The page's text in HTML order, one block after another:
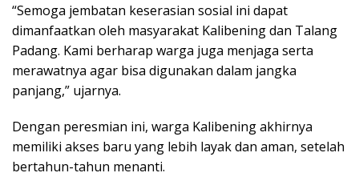
“Semoga jembatan keserasian sosial ini dapat
dimanfaatkan oleh masyarakat Kalibening dan Talang
Padang. Kami berharap warga juga menjaga serta
merawatnya agar bisa digunakan dalam jangka
panjang,” ujarnya.
Dengan peresmian ini, warga Kalibening akhirnya
memiliki akses baru yang lebih layak dan aman, setelah
bertahun-tahun menanti.